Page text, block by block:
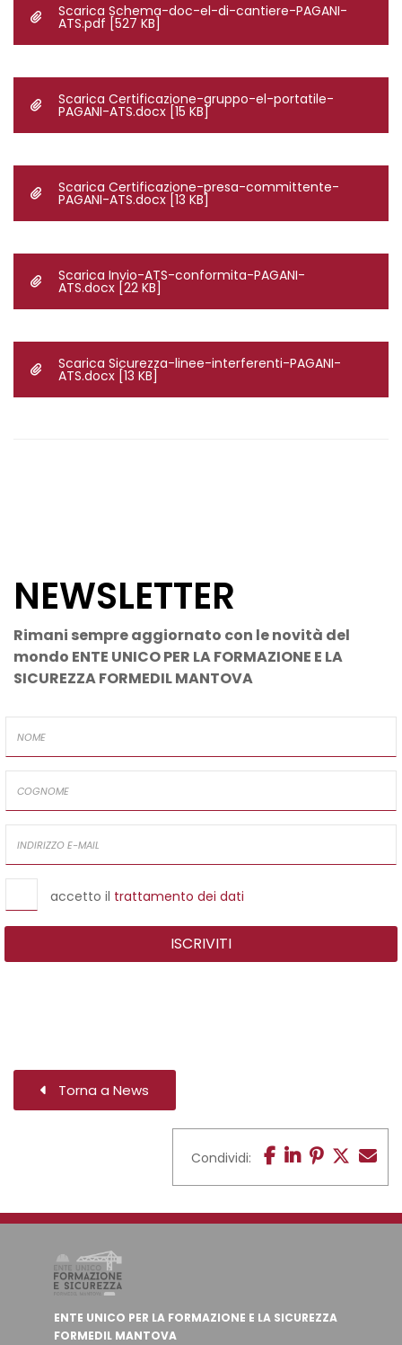
Scarica Schema-doc-el-di-cantiere-PAGANI-
ATS.pdf [527 KB]
Scarica Certificazione-gruppo-el-portatile-
PAGANI-ATS.docx [15 KB]
Scarica Certificazione-presa-committente-
PAGANI-ATS.docx [13 KB]
Scarica Invio-ATS-conformita-PAGANI-
ATS.docx [22 KB]
Scarica Sicurezza-linee-interferenti-PAGANI-
ATS.docx [13 KB]
NEWSLETTER
Rimani sempre aggiornato con le novità del
mondo ENTE UNICO PER LA FORMAZIONE E LA
SICUREZZA FORMEDIL MANTOVA
accetto il trattamento dei dati
ISCRIVITI
Torna a News
Condividi:
ENTE UNICO PER LA FORMAZIONE E LA SICUREZZA
FORMEDIL MANTOVA